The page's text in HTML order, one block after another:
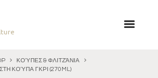
ΚΟΎΠΕΣ & ΦΛΙΤΖΆΝΙΑ
ΚΟΎΠΑ ΓΚΡΙ (270ML)